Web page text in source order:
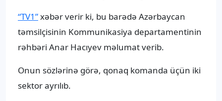
“TV1”xəbər verir ki, bu barədə Azərbaycan
təmsilçisinin Kommunikasiya departamentinin
rəhbəri Anar Hacıyev məlumat verib.
Onun sözlərinə görə, qonaq komanda üçün iki
sektor ayrılıb.